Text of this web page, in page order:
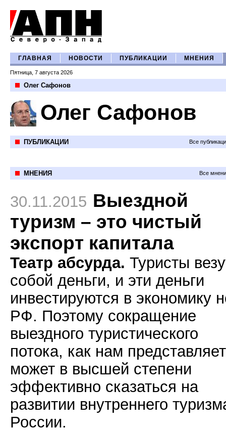
ГЛАВНАЯ НОВОСТИ ПУБЛИКАЦИИ МНЕНИЯ
Пятница, 7 августа 2026
Олег Сафонов
Олег Сафонов
ПУБЛИКАЦИИ Все
МНЕНИЯ Все
30.11.2015 Выездной
туризм – это чистый
экспорт капитала
Театр абсурда. Туристы
собой деньги, и эти деньги
инвестируются в экономику
РФ. Поэтому сокращение
выездного туристического
потока, как нам
может в высшей степени
эффективно сказаться на
развитии внутреннего
России.